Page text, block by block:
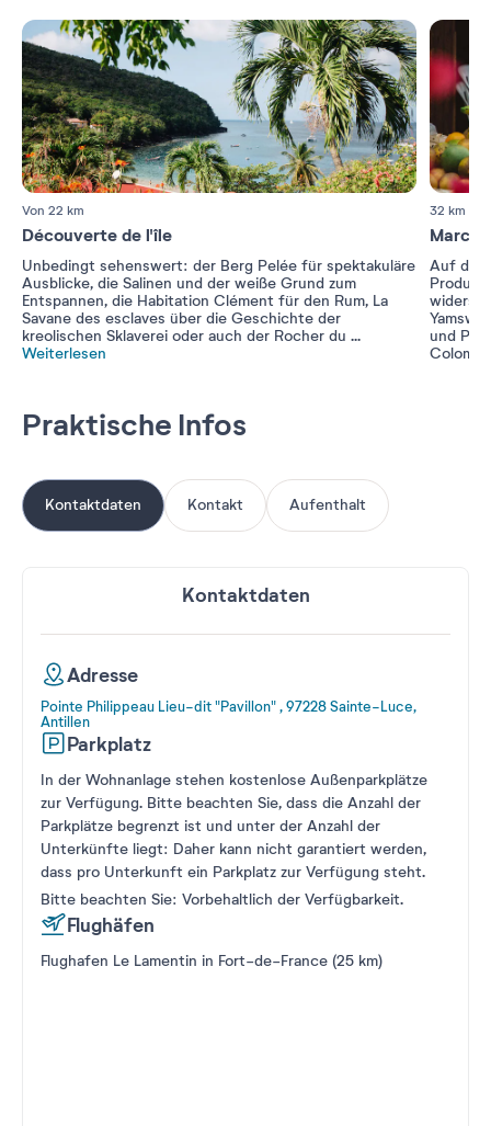
Von 22 km
Découverte de l'île
Unbedingt sehenswert: der Berg Pelée für spektakuläre
Ausblicke, die Salinen und der weiße Grund zum
Entspannen, die Habitation Clément für den Rum, La
Savane des esclaves über die Geschichte der
kreolischen Sklaverei oder auch der Rocher du ...
Weiterlesen
32 km
Auf
und
Praktische Infos
Kontaktdaten Kontakt Aufenthalt
Kontaktdaten
Adresse
Pointe Philippeau Lieu-dit "Pavillon" , 97228 Sainte-Luce,
Antillen
Parkplatz
In der Wohnanlage stehen kostenlose Außenparkplätze
zur Verfügung. Bitte beachten Sie, dass die Anzahl der
Parkplätze begrenzt ist und unter der Anzahl der
Unterkünfte liegt: Daher kann nicht garantiert werden,
dass pro Unterkunft ein Parkplatz zur Verfügung steht.
Bitte beachten Sie: Vorbehaltlich der Verfügbarkeit.
Flughäfen
Flughafen Le Lamentin in Fort-de-France (25 km)